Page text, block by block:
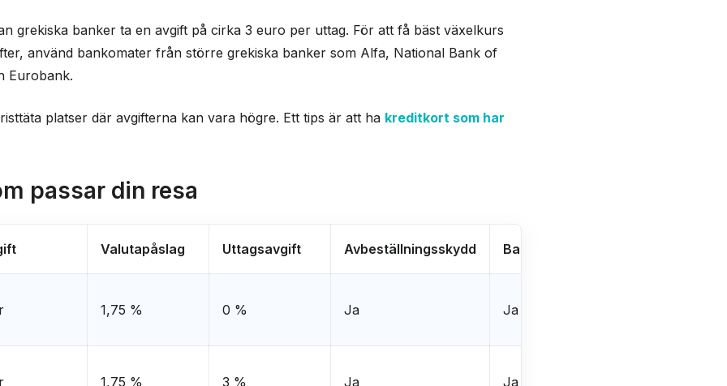
grekiska banker ta en avgift på cirka 3 euro per uttag. För att få bäst växelkurs
använd bankomater från större grekiska banker som Alfa, National Bank of
Eurobank.
platser där avgifterna kan vara högre. Ett tips är att ha kreditkort som har
passar din resa
Valutapåslag Uttagsavgift Avbeställningsskydd Bagageförsening
1,75 % 0 % Ja Ja
1,75 % 3 % Ja Ja